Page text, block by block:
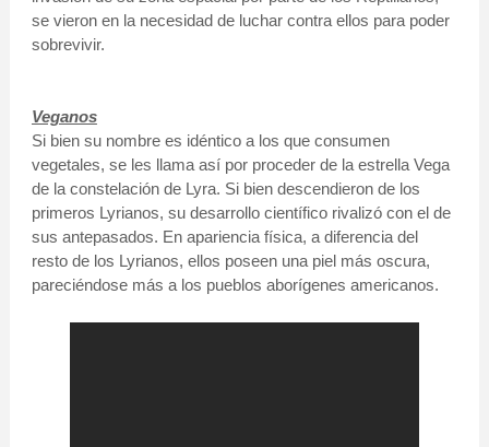
se vieron en la necesidad de luchar contra ellos para poder
sobrevivir.
Veganos
Si bien su nombre es idéntico a los que consumen
vegetales, se les llama así por proceder de la estrella Vega
de la constelación de Lyra. Si bien descendieron de los
primeros Lyrianos, su desarrollo científico rivalizó con el de
sus antepasados. En apariencia física, a diferencia del
resto de los Lyrianos, ellos poseen una piel más oscura,
pareciéndose más a los pueblos aborígenes americanos.